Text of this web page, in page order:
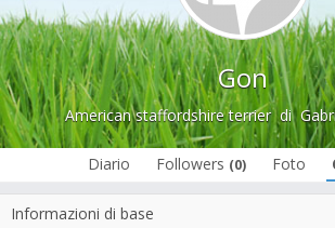
Gon
American staffordshire terrierdi
Diario Followers (0) Foto
Informazioni di base